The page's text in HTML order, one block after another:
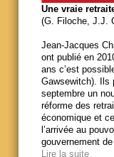
Une vraie
(G. Filoche, J.J.
Jean-Jacques
ont publié en
ans c’est
Gawsewitch). Ils
septembre un
réforme des
économique et
l’arrivée au
gouvernement
Lire la suite